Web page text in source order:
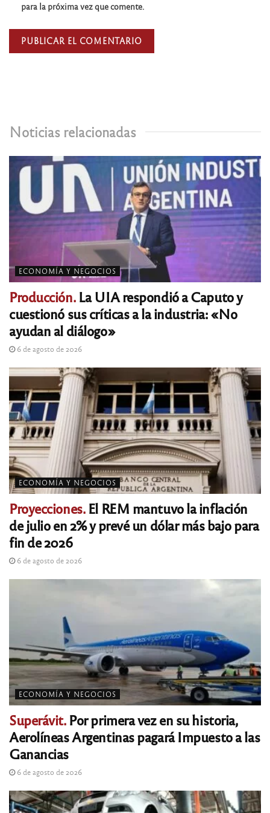
Noticias relacionadas
ECONOMÍA Y NEGOCIOS
Producción.La UIA respondió a Caputo y
cuestionó sus críticas a la industria: «No
ayudan al diálogo»
6 de agosto de 2026
ECONOMÍA Y NEGOCIOS
Proyecciones.El REM mantuvo la inflación
de julio en 2% y prevé un dólar más bajo para
fin de 2026
6 de agosto de 2026
ECONOMÍA Y NEGOCIOS
Superávit.Por primera vez en su historia,
Aerolíneas Argentinas pagará Impuesto a las
Ganancias
6 de agosto de 2026
para la próxima vez que comente.